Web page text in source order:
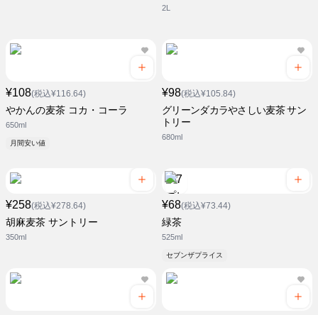
2L
¥108(税込¥116.64)
やかんの麦茶 コカ・コーラ
650ml
月間安い値
¥98(税込¥105.84)
グリーンダカラやさしい麦茶 サン
トリー
680ml
¥258(税込¥278.64)
胡麻麦茶 サントリー
350ml
¥68(税込¥73.44)
緑茶
525ml
セブンザプライス